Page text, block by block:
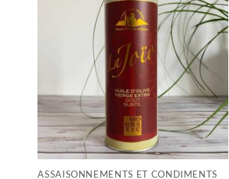
ASSAISONNEMENTS ET CONDIMENTS